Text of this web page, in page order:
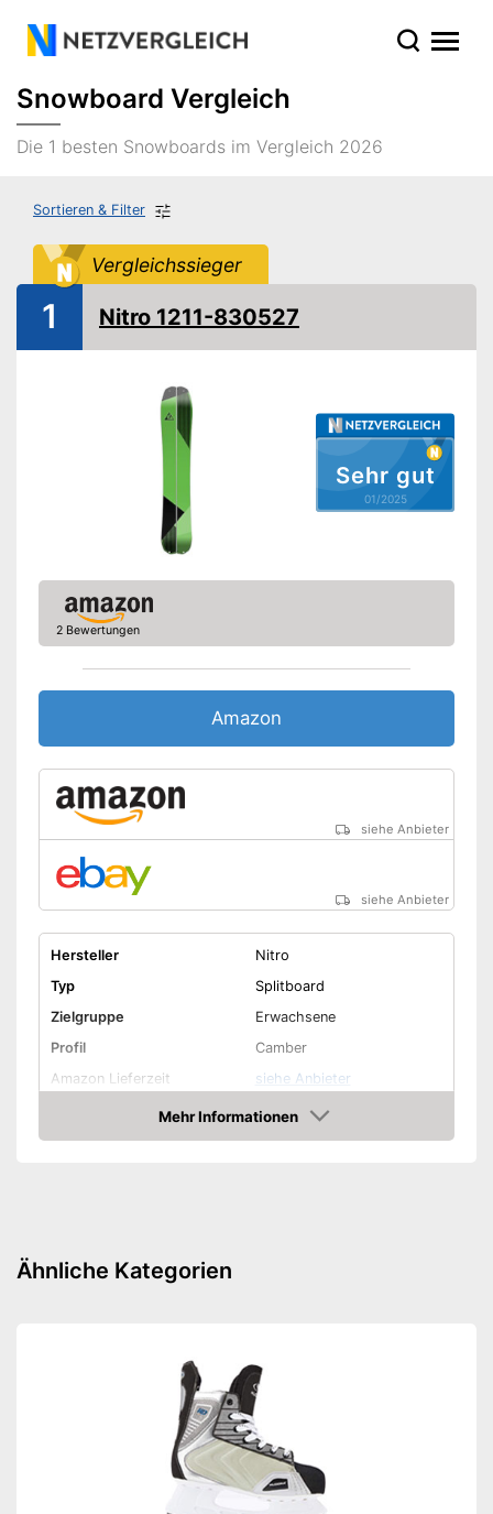
Snowboard Vergleich
Die 1 besten Snowboards im Vergleich 2026
Sortieren & Filter
Vergleichssieger
Sehr gut
01/2025
1 Nitro 1211-830527
2 Bewertungen
Amazon
siehe Anbieter
siehe Anbieter
Hersteller
Nitro
Typ
Splitboard
Zielgruppe
Erwachsene
Profil
Camber
Amazon Lieferzeit
siehe Anbieter
Mehr Informationen
Amazon
Ähnliche Kategorien